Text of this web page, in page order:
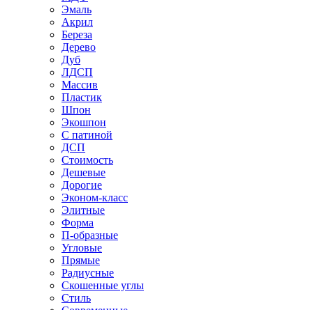
Эмаль
Акрил
Береза
Дерево
Дуб
ЛДСП
Массив
Пластик
Шпон
Экошпон
С патиной
ДСП
Стоимость
Дешевые
Дорогие
Эконом-класс
Элитные
Форма
П-образные
Угловые
Прямые
Радиусные
Скошенные углы
Стиль